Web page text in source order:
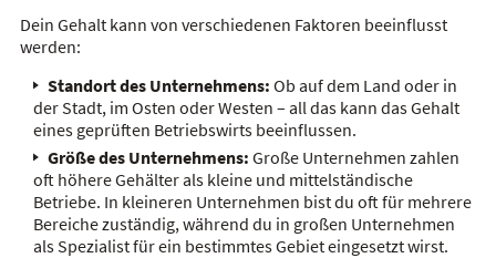
Dein Gehalt kann von verschiedenen Faktoren beeinflusst
werden:
Standort des Unternehmens: Ob auf dem Land oder in
der Stadt, im Osten oder Westen – all das kann das Gehalt
eines geprüften Betriebswirts beeinflussen.
Größe des Unternehmens: Große Unternehmen zahlen
oft höhere Gehälter als kleine und mittelständische
Betriebe. In kleineren Unternehmen bist du oft für mehrere
Bereiche zuständig, während du in großen Unternehmen
als Spezialist für ein bestimmtes Gebiet eingesetzt wirst.